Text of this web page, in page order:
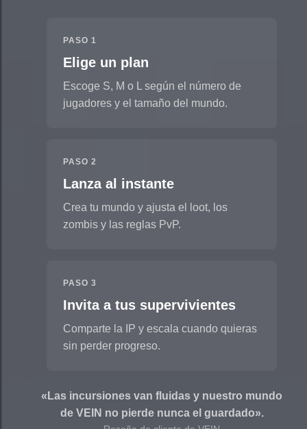
PASO 1
Elige un plan
Escoge S, M o L según el número de
jugadores y el tamaño del mundo.
PASO 2
Lanza al instante
Crea tu mundo y ajusta el loot, los
zombis y las reglas PvP.
PASO 3
Invita a tus supervivientes
Comparte la IP y escala cuando quieras
sin perder progreso.
«Las incursiones van fluidas y nuestro mundo
de VEIN no pierde nunca el guardado».